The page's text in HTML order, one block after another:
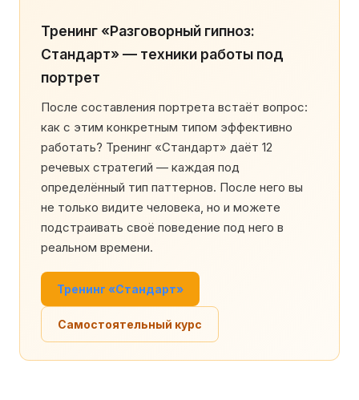
Тренинг «Разговорный гипноз:
Стандарт» — техники работы под
портрет
После составления портрета встаёт вопрос:
как с этим конкретным типом эффективно
работать? Тренинг «Стандарт» даёт 12
речевых стратегий — каждая под
определённый тип паттернов. После него вы
не только видите человека, но и можете
подстраивать своё поведение под него в
реальном времени.
Тренинг «Стандарт»
Самостоятельный курс